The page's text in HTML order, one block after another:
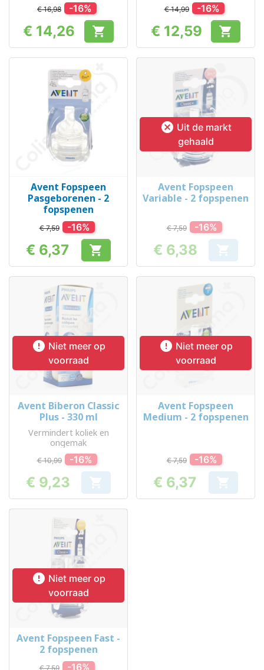
€ 16,98 -16%
Prijs
€ 14,26 
€ 14,99 -16%
Prijs
€ 12,59 
Avent Fopspeen
Pasgeborenen - 2
fopspenen
€ 7,59 -16%
Prijs
€ 6,37 
 Uit de markt
gehaald
Avent Fopspeen
Variable - 2 fopspenen
€ 7,59 -16%
Prijs
€ 6,38 
 Niet meer op
voorraad
Avent Biberon Classic
Plus - 330 ml
Vermindert koliek en
ongemak
€ 10,99 -16%
Prijs
€ 9,23 
 Niet meer op
voorraad
Avent Fopspeen
Medium - 2 fopspenen
€ 7,59 -16%
€ 6,37 
 Niet meer op
voorraad
Avent Fopspeen Fast -
2 fopspenen
€ 7,59 -16%